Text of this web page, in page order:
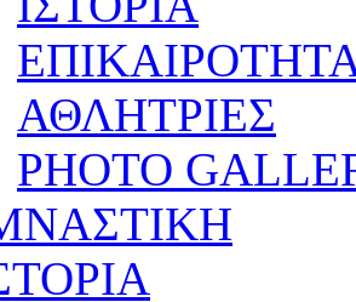
ΑΘΛΗΤΡΙΕΣ
PHOTO